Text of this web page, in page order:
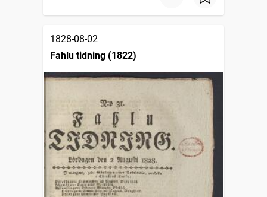
1828-08-02
Fahlu tidning (1822)